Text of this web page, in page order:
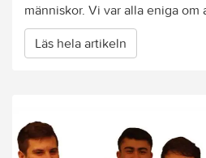
människor. Vi var alla eniga om
Läs hela artikeln